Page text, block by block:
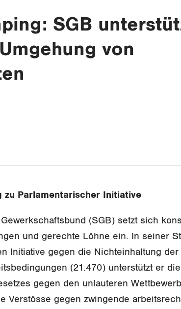
SGB
von
zu Parlamentarischer Initiative
(SGB) setzt sich
und gerechte Löhne ein. In seiner
Initiative gegen die Nichteinhaltung der
(21.470) unterstützt er
gegen den unlauteren
Verstösse gegen zwingende